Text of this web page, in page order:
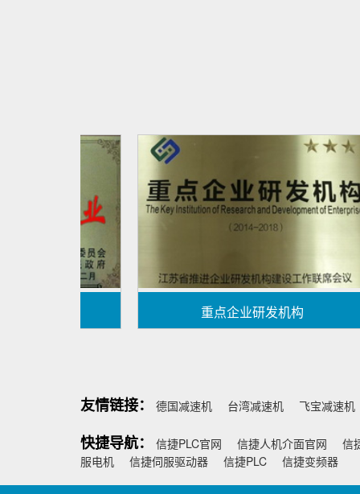
重点企业研发机构
友情链接： 德国减速机 台湾减速机 飞宝减速机
快捷导航： 信捷PLC官网 信捷人机介面官网
信
服电机
信捷伺服驱动器 信捷PLC 信捷变频器